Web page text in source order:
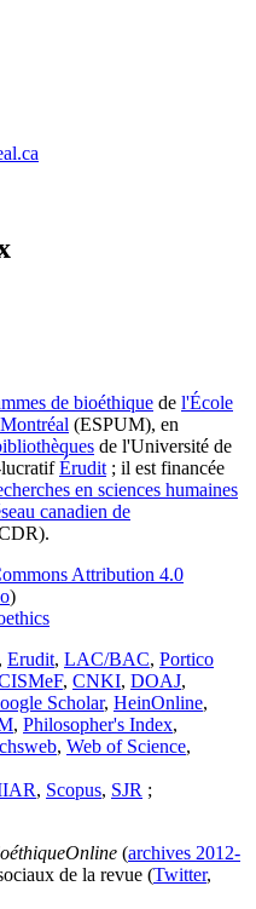
de bioéthique de l'École
(ESPUM), en
de l'Université de
Érudit ; il est financée
en sciences humaines
canadien de
Attribution 4.0
)
, Erudit, LAC/BAC, Portico
, CNKI, DOAJ,
Scholar, HeinOnline,
, Philosopher's Index,
, Web of Science,
, Scopus, SJR ;
(archives 2012-
de la revue (Twitter,